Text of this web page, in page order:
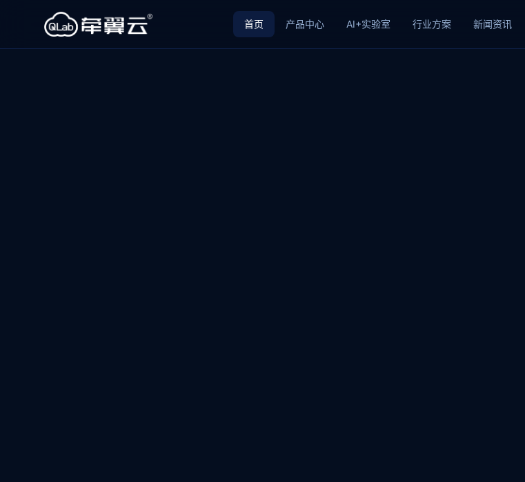
首页 产品中心 AI+实验室 行业方案 新闻资讯